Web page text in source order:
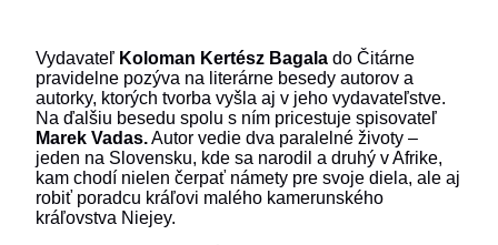
Vydavateľ Koloman Kertész Bagala do Čitárne
pravidelne pozýva na literárne besedy autorov a
autorky, ktorých tvorba vyšla aj v jeho vydavateľstve.
Na ďalšiu besedu spolu s ním pricestuje spisovateľ
Marek Vadas.Autor vedie dva paralelné životy –
jeden na Slovensku, kde sa narodil a druhý v Afrike,
kam chodí nielen čerpať námety pre svoje diela, ale aj
robiť poradcu kráľovi malého kamerunského
kráľovstva Niejey.